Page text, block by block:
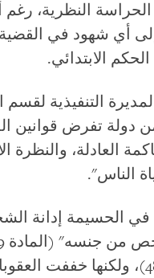
الحراسة النظرية، رغم
الابتدائي.
التنفيذية
دولة تفرض قوانين
العادلة، والنظرة
الناس".
في الحسيمة إدانة
جنسه" (المادة 489 من
علني بالحياء" (المادة 483)،